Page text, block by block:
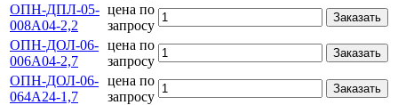
ОПН-ДПЛ-05-
008А04-2,2
цена по
запросу
Заказать
ОПН-ДОЛ-06-
006А04-2,7
цена по
запросу
Заказать
ОПН-ДОЛ-06-
064А24-1,7
цена по
запросу
Заказать